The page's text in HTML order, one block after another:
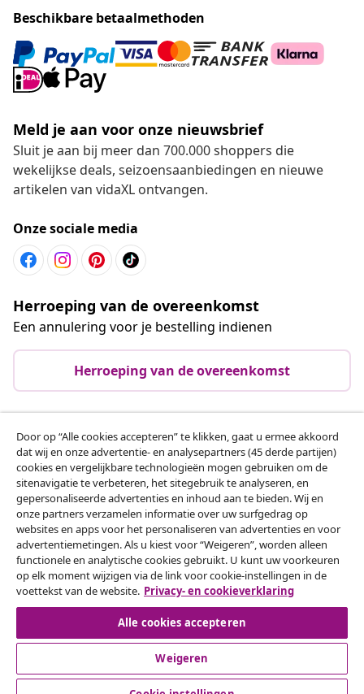
Beschikbare betaalmethoden
Meld je aan voor onze nieuwsbrief
Sluit je aan bij meer dan 700.000 shoppers die
wekelijkse deals, seizoensaanbiedingen en nieuwe
artikelen van vidaXL ontvangen.
Onze sociale media
Herroeping van de overeenkomst
Een annulering voor je bestelling indienen
Herroeping van de overeenkomst
Klantenservice
Zakelijk
vidaXL
Ontdek meer
Door op “Alle cookies accepteren” te klikken, gaat u ermee akkoord
dat wij en onze advertentie- en analysepartners (45 derde partijen)
cookies en vergelijkbare technologieën mogen gebruiken om de
sitenavigatie te verbeteren, het sitegebruik te analyseren, en
gepersonaliseerde advertenties en inhoud aan te bieden. Wij en
onze partners verzamelen informatie over uw surfgedrag op
websites en apps voor het personaliseren van advertenties en voor
advertentiemetingen. Als u kiest voor “Weigeren”, worden alleen
functionele en analytische cookies gebruikt. U kunt uw voorkeuren
op elk moment wijzigen via de link voor cookie-instellingen in de
voettekst van de website. Privacy- en cookieverklaring
Alle cookies accepteren
Weigeren